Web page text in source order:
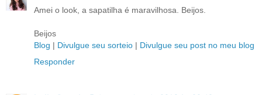
Amei o look, a sapatilha é maravilhosa. Beijos.
Beijos
Blog | Divulgue seu sorteio | Divulgue seu post no meu blog
Responder